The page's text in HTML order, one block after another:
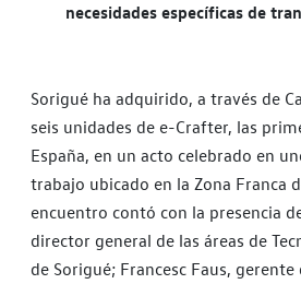
necesidades específicas de
Sorigué ha adquirido, a través de
seis unidades de e-Crafter, las
España, en un acto celebrado en
trabajo ubicado en la Zona Franca
encuentro contó con la presencia
director general de las áreas de
de Sorigué; Francesc Faus,